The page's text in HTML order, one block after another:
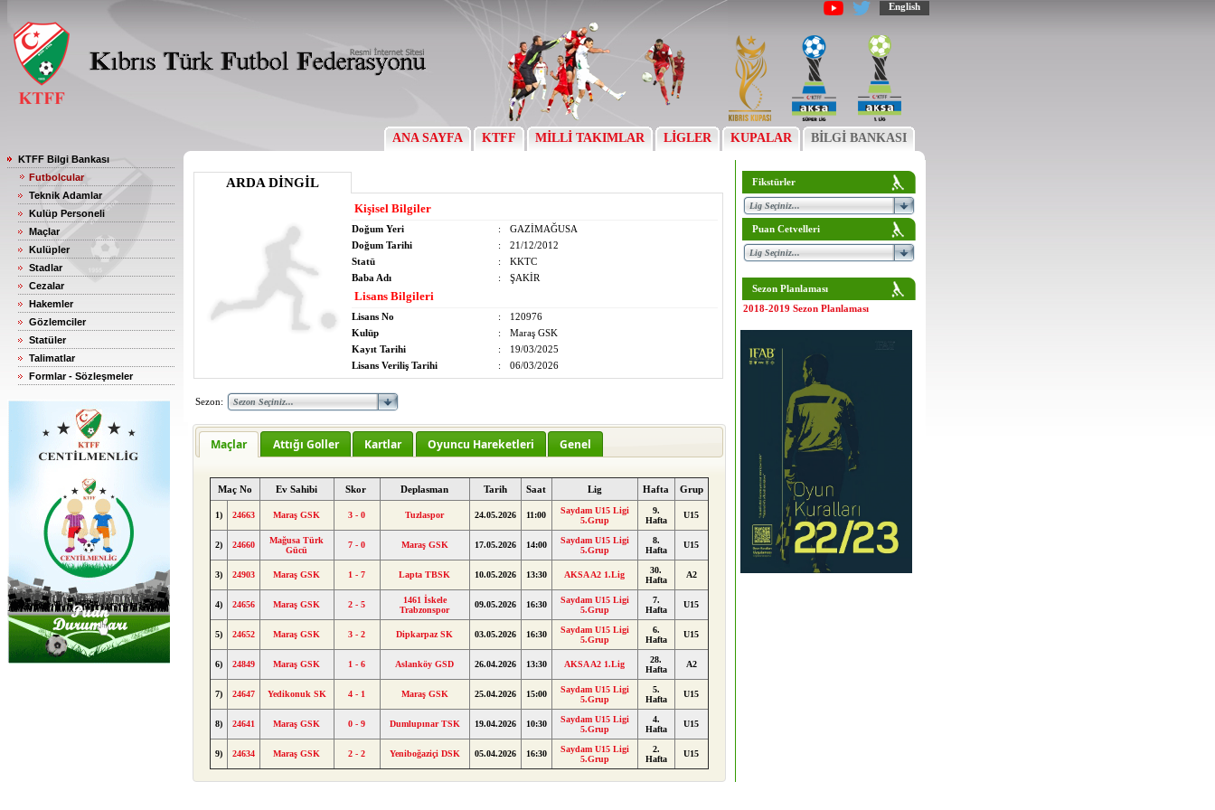
English
ANA SAYFA KTFF MİLLİ TAKIMLAR LİGLER KUPALAR BİLGİ BANKASI
KTFF Bilgi Bankası
Futbolcular
Teknik Adamlar
Kulüp Personeli
Maçlar
Kulüpler
Stadlar
Cezalar
Hakemler
Gözlemciler
Statüler
Talimatlar
Formlar - Sözleşmeler
ARDA DİNGİL
Kişisel Bilgiler
Doğum Yeri :
GAZİMAĞUSA
Doğum Tarihi
:
21/12/2012
Statü
:
KKTC
Baba Adı
: ŞAKİR
Lisans Bilgileri
Lisans No :
120976
Kulüp
:
Maraş GSK
Kayıt Tarihi
:
19/03/2025
Lisans Veriliş Tarihi
: 06/03/2026
Sezon:
Maçlar Attığı Goller Kartlar Oyuncu Hareketleri Genel
Maç No Ev Sahibi Skor Deplasman Tarih Saat Lig Hafta Grup
1) 24663 Maraş GSK 3 - 0 Tuzlaspor 24.05.2026 11:00
Saydam U15 Ligi
5.Grup
9.
Hafta
U15
2) 24660
Mağusa Türk
Gücü
7 - 0 Maraş GSK 17.05.2026 14:00
Saydam U15 Ligi
5.Grup
8.
Hafta
U15
3) 24903 Maraş GSK 1 - 7 Lapta TBSK 10.05.2026 13:30 AKSA A2 1.Lig
30.
Hafta
A2
4) 24656 Maraş GSK 2 - 5
1461 İskele
Trabzonspor
09.05.2026 16:30
Saydam U15 Ligi
5.Grup
7.
Hafta
U15
5) 24652 Maraş GSK 3 - 2 Dipkarpaz SK 03.05.2026 16:30
Saydam U15 Ligi
5.Grup
6.
Hafta
U15
6) 24849 Maraş GSK 1 - 6 Aslanköy GSD 26.04.2026 13:30 AKSA A2 1.Lig
28.
Hafta
A2
7) 24647 Yedikonuk SK 4 - 1 Maraş GSK 25.04.2026 15:00
Saydam U15 Ligi
5.Grup
5.
Hafta
U15
8) 24641 Maraş GSK 0 - 9 Dumlupınar TSK 19.04.2026 10:30
Saydam U15 Ligi
5.Grup
4.
Hafta
U15
9) 24634 Maraş GSK 2 - 2 Yeniboğaziçi DSK 05.04.2026 16:30
Saydam U15 Ligi
5.Grup
2.
Hafta
U15
Fikstürler
Puan Cetvelleri
Sezon Planlaması
2018-2019 Sezon Planlaması